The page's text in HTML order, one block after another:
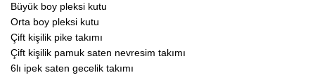
Büyük boy pleksi kutu
Orta boy pleksi kutu
Çift kişilik pike takımı
Çift kişilik pamuk saten nevresim takımı
6lı ipek saten gecelik takımı